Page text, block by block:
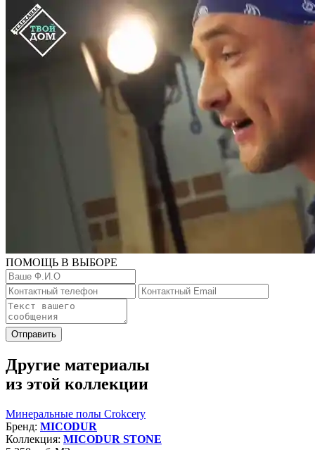
ПОМОЩЬ В ВЫБОРЕ
Отправить
Другие материалы
из этой коллекции
Минеральные полы Crokcery
Бренд: MICODUR
Коллекция: MICODUR STONE